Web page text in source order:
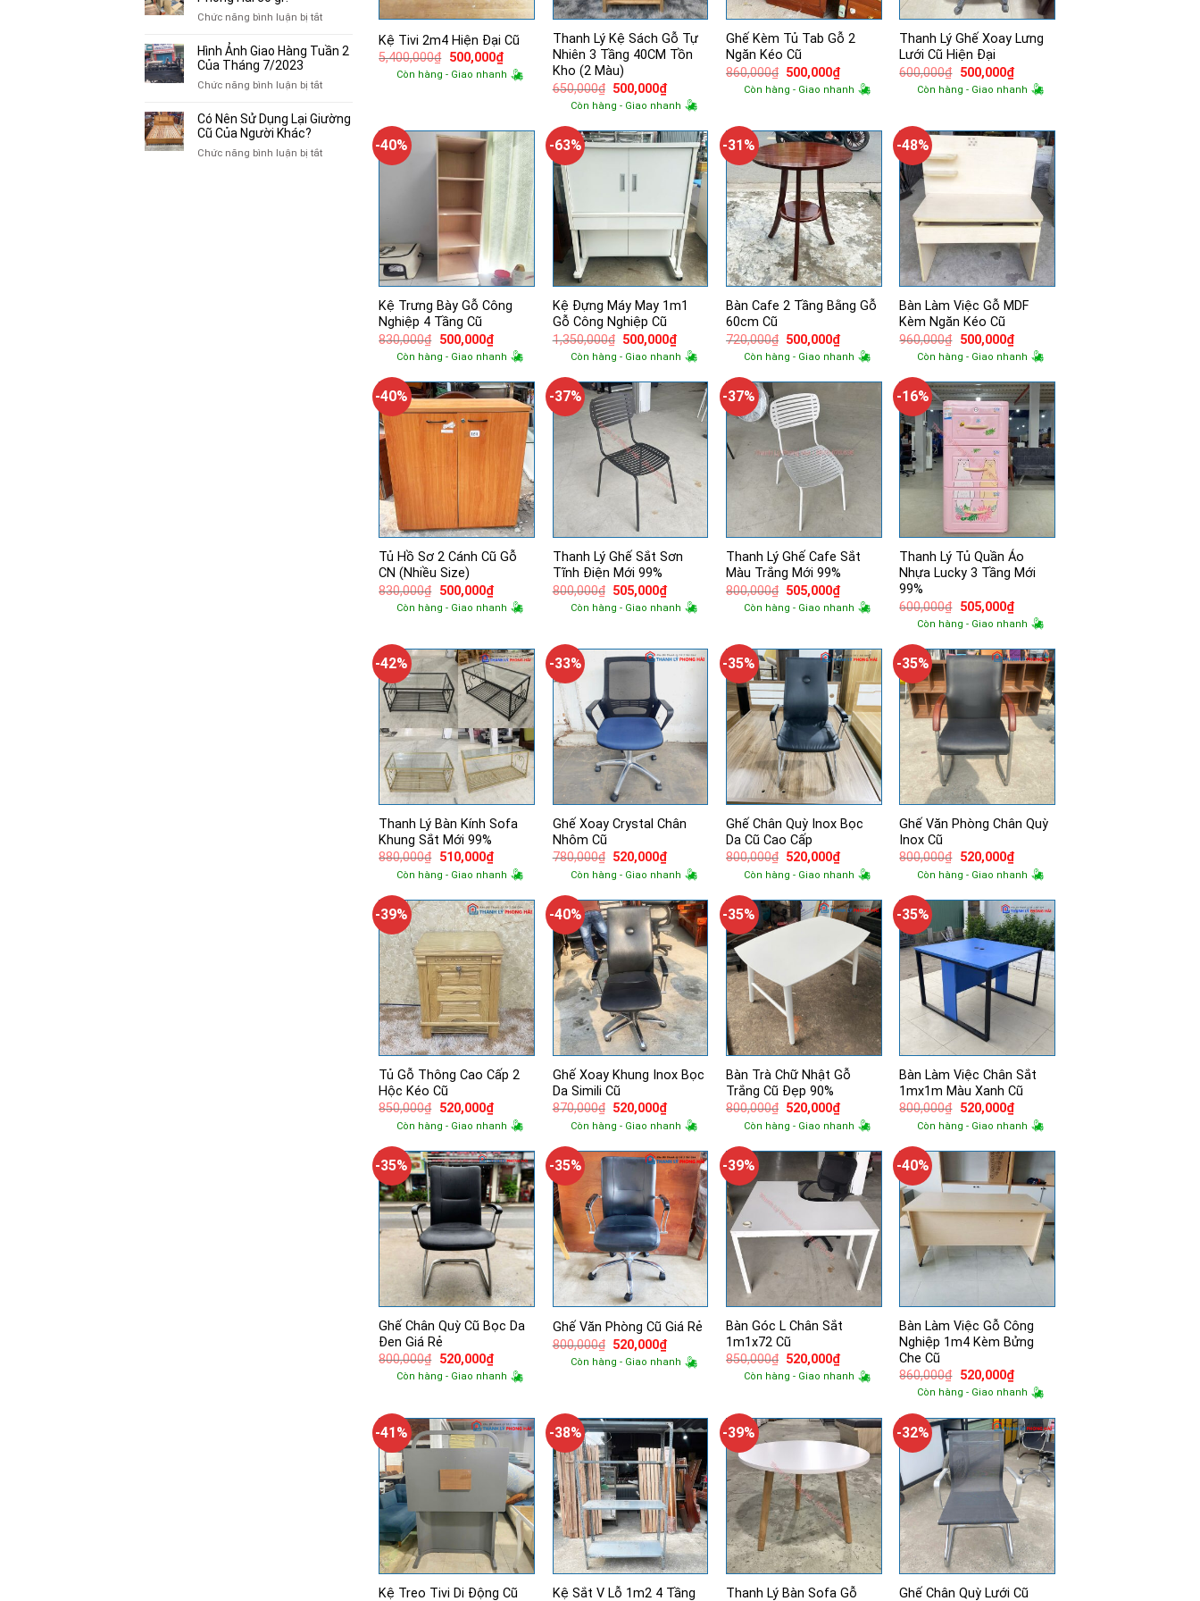
Hứng
Lý
Hải
gì?
Chức năng bình luận bị tắtở
bên
Lý
Hải
gì?
Hình Ảnh Giao Hàng Tuần 2
Của Tháng 7/2023
Chức năng bình luận bị tắtở
Ảnh
Tuần
Có Nên Sử Dụng Lại Giường
Cũ Của Người Khác?
Chức năng bình luận bị tắtở
Kệ Tivi 2m4 Hiện Đại Cũ
5,400,000₫ Giá
gốc
là:
500,000₫Giá
hiện
tại
Còn hàng - Giao nhanh
Thanh Lý Kệ Sách Gỗ Tự
Nhiên 3 Tầng 40CM Tồn
Kho (2 Màu)
650,000₫ Giá
gốc
là:
500,000₫Giá
hiện
tại
500,000₫.
Còn hàng - Giao nhanh
Ghế Kèm Tủ Tab Gỗ 2
Ngăn Kéo Cũ
860,000₫ Giá
gốc
là:
500,000₫Giá
hiện
tại
Còn hàng - Giao nhanh
Thanh Lý Ghế Xoay Lưng
Lưới Cũ Hiện Đại
600,000₫ Giá
gốc
là:
500,000₫Giá
hiện
tại
Còn hàng - Giao nhanh
-40%
Kệ Trưng Bày Gỗ Công
Nghiệp 4 Tầng Cũ
830,000₫ Giá
gốc
là:
500,000₫Giá
hiện
tại
500,000₫.
Còn hàng - Giao nhanh
-63%
Kệ Đựng Máy May 1m1
Gỗ Công Nghiệp Cũ
1,350,000₫ Giá
gốc
là:
500,000₫Giá
hiện
tại
500,000₫.
Còn hàng - Giao nhanh
-31%
Bàn Cafe 2 Tầng Bằng Gỗ
60cm Cũ
720,000₫ Giá
gốc
là:
500,000₫Giá
hiện
tại
500,000₫.
Còn hàng - Giao nhanh
-48%
Bàn Làm Việc Gỗ MDF
Kèm Ngăn Kéo Cũ
960,000₫ Giá
gốc
là:
500,000₫Giá
hiện
tại
500,000₫.
Còn hàng - Giao nhanh
-40%
Tủ Hồ Sơ 2 Cánh Cũ Gỗ
CN (Nhiều Size)
830,000₫ Giá
gốc
là:
500,000₫Giá
hiện
tại
Còn hàng - Giao nhanh
-37%
Thanh Lý Ghế Sắt Sơn
Tĩnh Điện Mới 99%
800,000₫ Giá
gốc
là:
505,000₫Giá
hiện
tại
Còn hàng - Giao nhanh
-37%
Thanh Lý Ghế Cafe Sắt
Màu Trắng Mới 99%
800,000₫ Giá
gốc
là:
505,000₫Giá
hiện
tại
Còn hàng - Giao nhanh
-16%
Thanh Lý Tủ Quần Áo
Nhựa Lucky 3 Tầng Mới
99%
600,000₫ Giá
gốc
là:
505,000₫Giá
hiện
tại
505,000₫.
Còn hàng - Giao nhanh
-42%
Thanh Lý Bàn Kính Sofa
Khung Sắt Mới 99%
880,000₫ Giá
gốc
là:
510,000₫Giá
hiện
tại
510,000₫.
Còn hàng - Giao nhanh
-33%
Ghế Xoay Crystal Chân
Nhôm Cũ
780,000₫ Giá
gốc
là:
520,000₫Giá
hiện
tại
520,000₫.
Còn hàng - Giao nhanh
-35%
Ghế Chân Quỳ Inox Bọc
Da Cũ Cao Cấp
800,000₫ Giá
gốc
là:
520,000₫Giá
hiện
tại
520,000₫.
Còn hàng - Giao nhanh
-35%
Ghế Văn Phòng Chân Quỳ
Inox Cũ
800,000₫ Giá
gốc
là:
520,000₫Giá
hiện
tại
520,000₫.
Còn hàng - Giao nhanh
-39%
Tủ Gỗ Thông Cao Cấp 2
Hộc Kéo Cũ
850,000₫ Giá
gốc
là:
520,000₫Giá
hiện
tại
520,000₫.
Còn hàng - Giao nhanh
-40%
Ghế Xoay Khung Inox Bọc
Da Simili Cũ
870,000₫ Giá
gốc
là:
520,000₫Giá
hiện
tại
520,000₫.
Còn hàng - Giao nhanh
-35%
Bàn Trà Chữ Nhật Gỗ
Trắng Cũ Đẹp 90%
800,000₫ Giá
gốc
là:
520,000₫Giá
hiện
tại
520,000₫.
Còn hàng - Giao nhanh
-35%
Bàn Làm Việc Chân Sắt
1mx1m Màu Xanh Cũ
800,000₫ Giá
gốc
là:
520,000₫Giá
hiện
tại
520,000₫.
Còn hàng - Giao nhanh
-35%
Ghế Chân Quỳ Cũ Bọc Da
Đen Giá Rẻ
800,000₫ Giá
gốc
là:
520,000₫Giá
hiện
tại
Còn hàng - Giao nhanh
-35%
Ghế Văn Phòng Cũ Giá Rẻ
800,000₫ Giá
gốc
là:
520,000₫Giá
hiện
tại
Còn hàng - Giao nhanh
-39%
Bàn Góc L Chân Sắt
1m1x72 Cũ
850,000₫ Giá
gốc
là:
520,000₫Giá
hiện
tại
Còn hàng - Giao nhanh
-40%
Bàn Làm Việc Gỗ Công
Nghiệp 1m4 Kèm Bửng
Che Cũ
860,000₫ Giá
gốc
là:
520,000₫Giá
hiện
tại
520,000₫.
Còn hàng - Giao nhanh
-41%
Kệ Treo Tivi Di Động Cũ
-38%
Kệ Sắt V Lỗ 1m2 4 Tầng
-39%
Thanh Lý Bàn Sofa Gỗ
-32%
Ghế Chân Quỳ Lưới Cũ